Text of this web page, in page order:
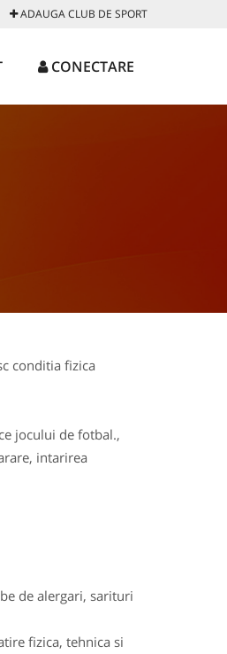
ADAUGA CLUB DE SPORT
CONECTARE
conditia fizica
jocului de fotbal.,
intarirea
de alergari, sarituri
fizica, tehnica si